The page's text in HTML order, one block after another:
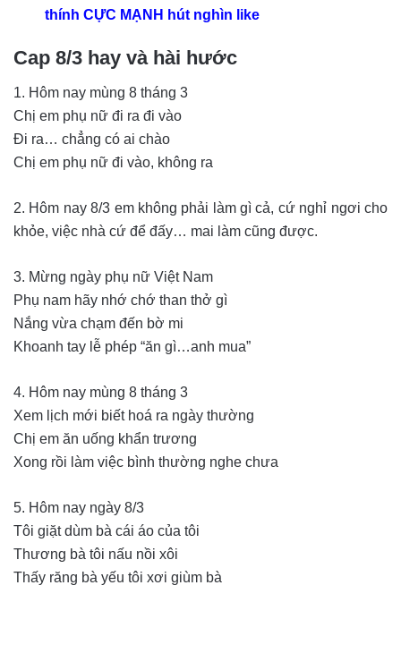
thính CỰC MẠNH hút nghìn like
Cap 8/3 hay và hài hước
1. Hôm nay mùng 8 tháng 3
Chị em phụ nữ đi ra đi vào
Đi ra… chẳng có ai chào
Chị em phụ nữ đi vào, không ra
2. Hôm nay 8/3 em không phải làm gì cả, cứ nghỉ ngơi cho
khỏe, việc nhà cứ để đấy… mai làm cũng được.
3. Mừng ngày phụ nữ Việt Nam
Phụ nam hãy nhớ chớ than thở gì
Nắng vừa chạm đến bờ mi
Khoanh tay lễ phép “ăn gì…anh mua”
4. Hôm nay mùng 8 tháng 3
Xem lịch mới biết hoá ra ngày thường
Chị em ăn uống khẩn trương
Xong rồi làm việc bình thường nghe chưa
5. Hôm nay ngày 8/3
Tôi giặt dùm bà cái áo của tôi
Thương bà tôi nấu nồi xôi
Thấy răng bà yếu tôi xơi giùm bà